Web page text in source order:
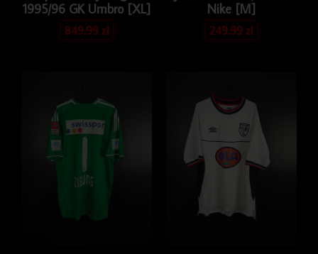
1995/96 GK Umbro [XL]
849.99zł
Nike [M]
249.99zł